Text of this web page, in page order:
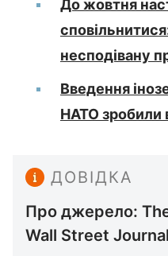
До жовтня
несподівану
Введення
НАТО зробили
ДОВІДКА
Про джерело:
Wall Street Journal